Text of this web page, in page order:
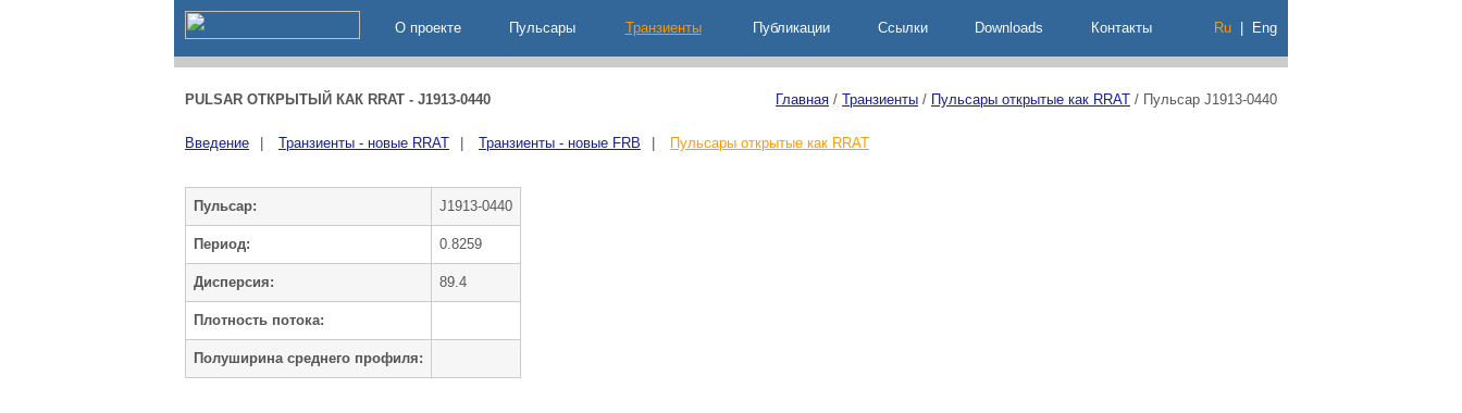
О проекте Пульсары Транзиенты Публикации Ccылки Downloads Контакты Ru Eng
PULSAR ОТКРЫТЫЙ КАК RRAT - J1913-0440 Главная / Транзиенты / Пульсары открытые как RRAT / Пульсар J1913-0440
Введение Транзиенты - новые RRAT Транзиенты - новые FRB Пульсары открытые как RRAT
Пульсар: J1913-0440
Период: 0.8259
Дисперсия: 89.4
Плотность потока:
Полуширина среднего профиля: